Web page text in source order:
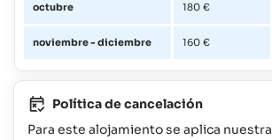
octubre 180 €
noviembre - diciembre 160 €
Política de cancelación
Para este alojamiento se aplica nuestra